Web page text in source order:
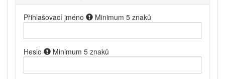
Přihlašovací jméno Minimum 5 znaků
Heslo Minimum 5 znaků